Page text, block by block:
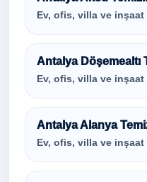
Ev, ofis, villa ve
Antalya Döşemealtı
Ev, ofis, villa ve
Antalya Alanya
Ev, ofis, villa ve